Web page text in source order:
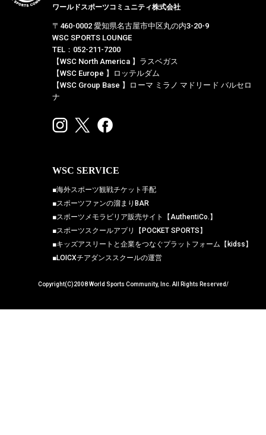
ワールドスポーツコミュニティ株式会社
〒460-0002 愛知県名古屋市中区丸の内3-20-9
WSC SPORTS LOUNGE
TEL：052-211-7200
【WSC North America 】ラスベガス
【WSC Europe 】ロッテルダム
【WSC Group Base 】ローマ ミラノ マドリード バルセロ
ナ
WSC SERVICE
■海外スポーツ観戦チケット手配
■スポーツファンの溜まりBAR
■スポーツメモラビリア販売サイト【AuthentiCo.】
■スポーツスクールアプリ【POCKET SPORTS】
■キッズアスリートと企業をつなぐプラットフォーム【kidss】
■LOICXチアダンススクールの運営
Copyright(C)2008 World Sports Community, Inc. All Rights Reserved/